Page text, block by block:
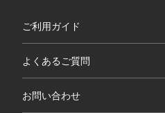
ご利用ガイド
よくあるご質問
お問い合わせ